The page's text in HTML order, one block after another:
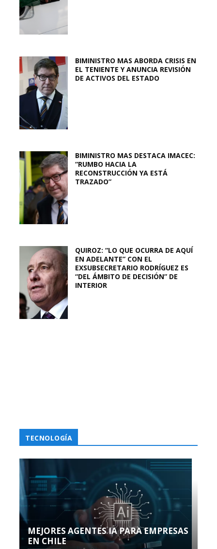
BIMINISTRO MAS ABORDA CRISIS EN
EL TENIENTE Y ANUNCIA REVISIÓN
DE ACTIVOS DEL ESTADO
BIMINISTRO MAS DESTACA IMACEC:
“RUMBO HACIA LA
RECONSTRUCCIÓN YA ESTÁ
TRAZADO”
QUIROZ: “LO QUE OCURRA DE AQUÍ
EN ADELANTE” CON EL
EXSUBSECRETARIO RODRÍGUEZ ES
“DEL ÁMBITO DE DECISIÓN” DE
INTERIOR
TECNOLOGÍA
MEJORES AGENTES IA PARA EMPRESAS
EN CHILE